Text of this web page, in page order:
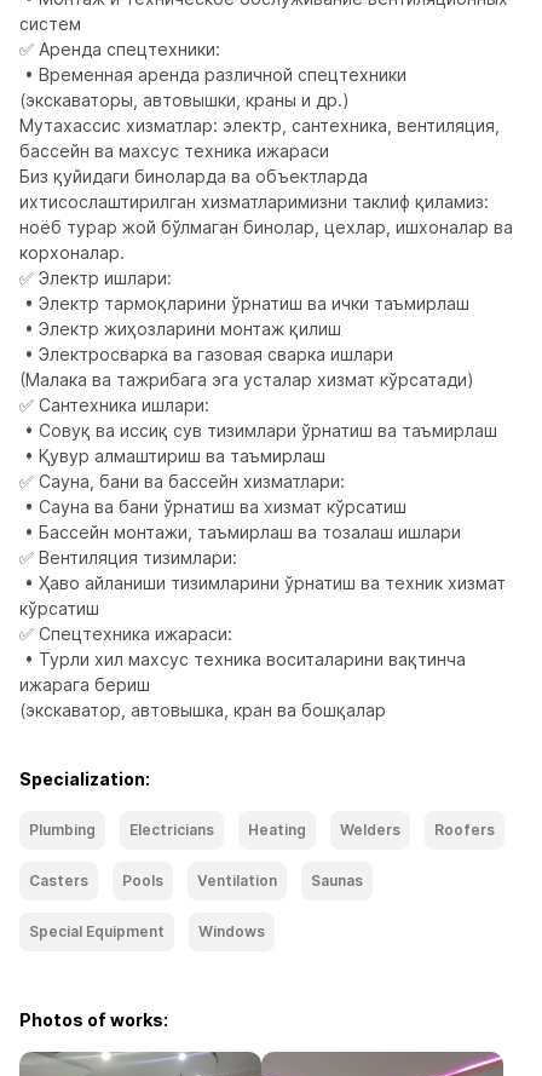
систем
✅ Аренда спецтехники:
(экскаваторы, автовышки, краны и др.)
Мутахассис хизматлар: электр, сантехника, вентиляция,
бассейн ва махсус техника ижараси
Биз қуйидаги биноларда ва объектларда
ихтисослаштирилган хизматларимизни таклиф қиламиз:
ноёб турар жой бўлмаган бинолар, цехлар, ишхоналар ва
корхоналар.
✅ Электр ишлари:
(Малака ва тажрибага эга усталар хизмат кўрсатади)
✅ Сантехника ишлари:
✅ Сауна, бани ва бассейн хизматлари:
✅ Вентиляция тизимлари:
кўрсатиш
✅ Спецтехника ижараси:
ижарага бериш
(экскаватор, автовышка, кран ва бошқалар
Specialization:
Plumbing Electricians Heating Welders Roofers
Casters Pools Ventilation Saunas
Special Equipment Windows
Photos of works: